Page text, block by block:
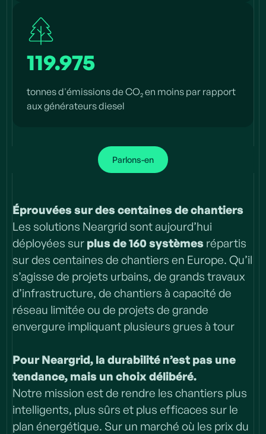
119.975
tonnes d'émissions de CO₂ en moins par rapport
aux générateurs diesel
Parlons-en
Éprouvées sur des centaines de chantiers
Les solutions Neargrid sont aujourd’hui
déployées sur plus de 160 systèmes répartis
sur des centaines de chantiers en Europe. Qu’il
s’agisse de projets urbains, de grands travaux
d’infrastructure, de chantiers à capacité de
réseau limitée ou de projets de grande
envergure impliquant plusieurs grues à tour
Pour Neargrid, la durabilité n’est pas une
tendance, mais un choix délibéré.
Notre mission est de rendre les chantiers plus
intelligents, plus sûrs et plus efficaces sur le
plan énergétique. Sur un marché où les prix du